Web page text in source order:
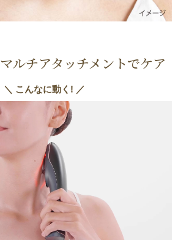
マルチアタッチメントでケア
＼ こんなに動く! ／